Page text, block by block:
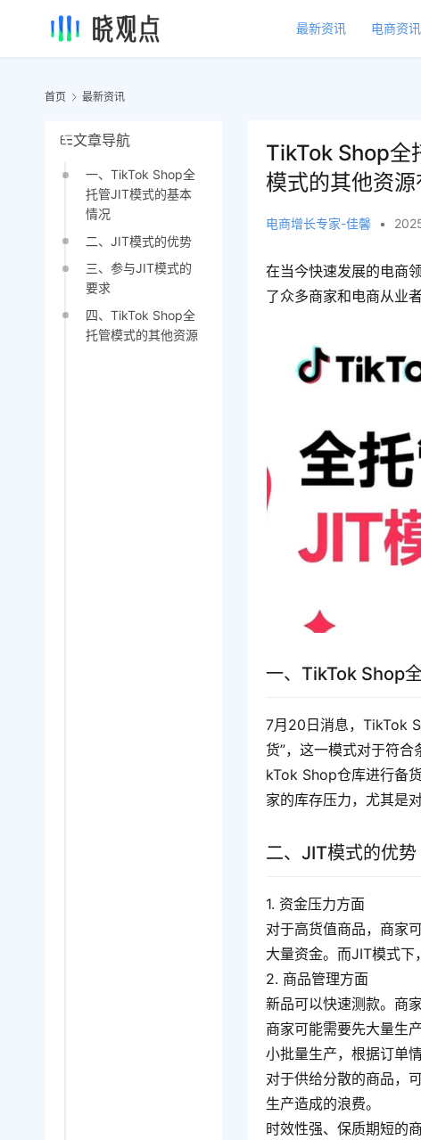
最新资讯 电商资讯
首页 最新资讯
文章导航
一、TikTok Shop全
托管JIT模式的基本
情况
二、JIT模式的优势
三、参与JIT模式的
要求
四、TikTok Shop全
托管模式的其他资源
TikTok Shop全
模式的其他资源
电商增长专家-佳馨 •
在当今快速发展的电商
了众多商家和电商从业
一、TikTok Shop
7月20日消息，TikTok
货”，这一模式对于符
kTok Shop仓库进行备
家的库存压力，尤其是
二、JIT模式的优势
1. 资金压力方面
对于高货值商品，商家
大量资金。而JIT模式下
2. 商品管理方面
新品可以快速测款。商
商家可能需要先大量生
小批量生产，根据订单
对于供给分散的商品，
生产造成的浪费。
时效性强、保质期短的